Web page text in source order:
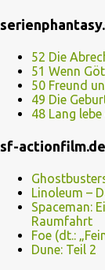
52 Die
51 Wenn
50 Freund
49 Die
48 Lang
sf-actionfilm.de
Linoleum –
Spaceman:
Raumfahrt
Foe (dt.:
Dune: Teil 2